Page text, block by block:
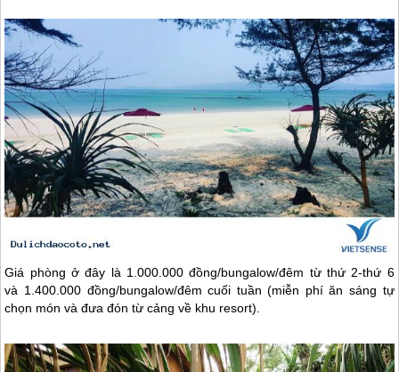
Giá phòng ở đây là 1.000.000 đồng/bungalow/đêm từ thứ 2-thứ 6
và 1.400.000 đồng/bungalow/đêm cuối tuần (miễn phí ăn sáng tự
chọn món và đưa đón từ cảng về khu resort).